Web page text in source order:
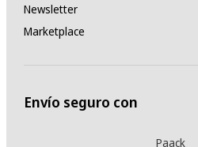
Newsletter
Marketplace
Envío seguro con
Paack